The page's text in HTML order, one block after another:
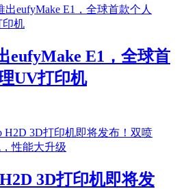
eufyMake E1，全球首
UV打印机
3D打印机即将发